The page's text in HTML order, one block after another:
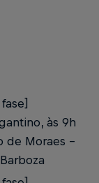
às 9h
de Moraes -